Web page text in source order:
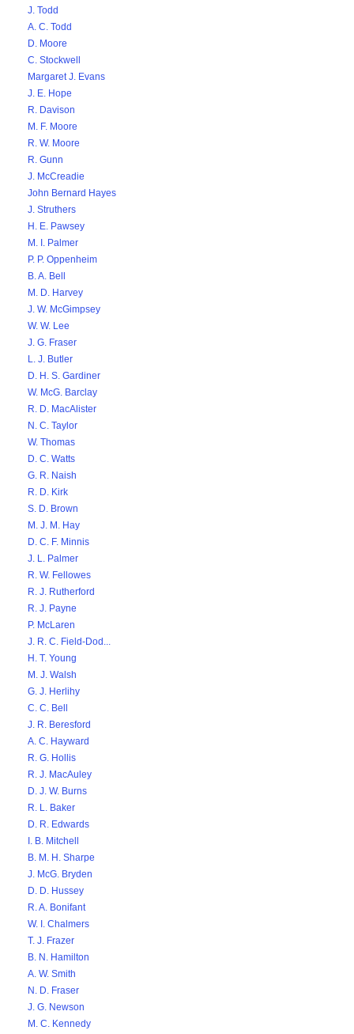
J. Todd
A. C. Todd
D. Moore
C. Stockwell
Margaret J. Evans
J. E. Hope
R. Davison
M. F. Moore
R. W. Moore
R. Gunn
J. McCreadie
John Bernard Hayes
J. Struthers
H. E. Pawsey
M. I. Palmer
P. P. Oppenheim
B. A. Bell
M. D. Harvey
J. W. McGimpsey
W. W. Lee
J. G. Fraser
L. J. Butler
D. H. S. Gardiner
W. McG. Barclay
R. D. MacAlister
N. C. Taylor
W. Thomas
D. C. Watts
G. R. Naish
R. D. Kirk
S. D. Brown
M. J. M. Hay
D. C. F. Minnis
J. L. Palmer
R. W. Fellowes
R. J. Rutherford
R. J. Payne
P. McLaren
J. R. C. Field-Dod...
H. T. Young
M. J. Walsh
G. J. Herlihy
C. C. Bell
J. R. Beresford
A. C. Hayward
R. G. Hollis
R. J. MacAuley
D. J. W. Burns
R. L. Baker
D. R. Edwards
I. B. Mitchell
B. M. H. Sharpe
J. McG. Bryden
D. D. Hussey
R. A. Bonifant
W. I. Chalmers
T. J. Frazer
B. N. Hamilton
A. W. Smith
N. D. Fraser
J. G. Newson
M. C. Kennedy